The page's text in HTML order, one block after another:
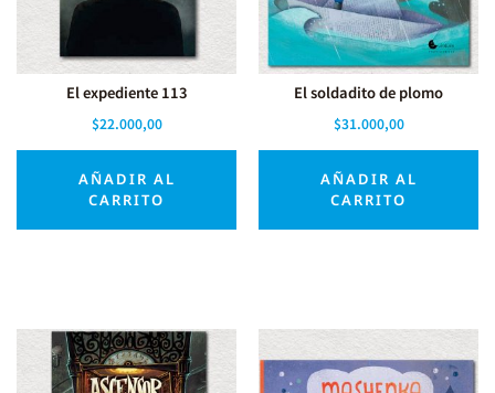
El expediente 113
$22.000,00
AÑADIR AL
CARRITO
El soldadito de plomo
$31.000,00
AÑADIR AL
CARRITO